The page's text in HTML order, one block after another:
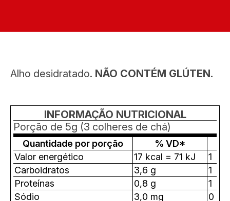
Alho desidratado. NÃO CONTÉM GLÚTEN.
INFORMAÇÃO NUTRICIONAL
Porção de 5g (3 colheres de chá)
Quantidade por porção
% VD*
Valor energético
17 kcal = 71 kJ
1
Carboidratos
3,6 g
1
Proteínas
0,8 g
1
Sódio
3,0 mg 0